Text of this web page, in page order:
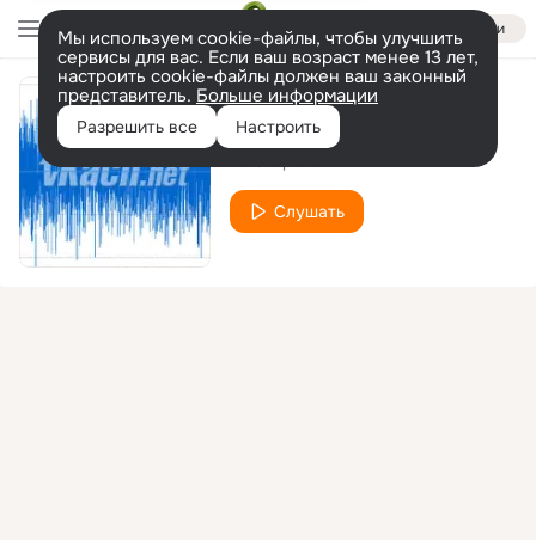
Войти
Мы используем cookie-файлы, чтобы улучшить
сервисы для вас. Если ваш возраст менее 13 лет,
настроить cookie-файлы должен ваш законный
представитель. Больше информации
Разрешить все Настроить
Моя вселенная
Слушать